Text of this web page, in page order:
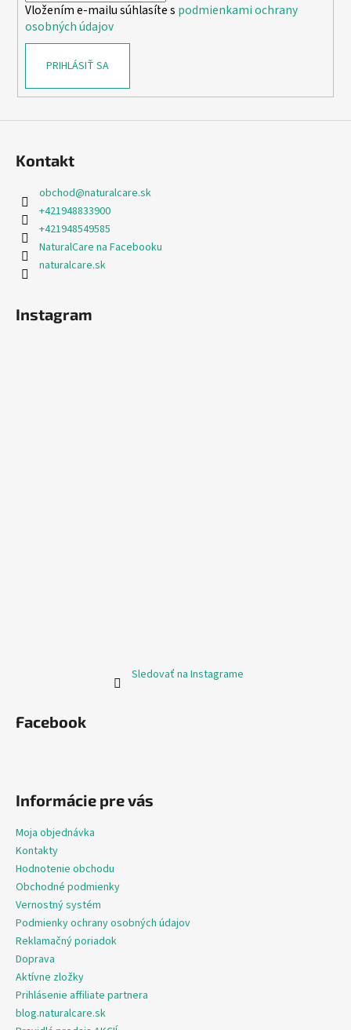
Vložením e-mailu súhlasíte s podmienkami ochrany
osobných údajov
PRIHLÁSIŤ SA
Kontakt
obchod@naturalcare.sk
+421948833900
+421948549585
NaturalCare na Facebooku
naturalcare.sk
Instagram
Sledovať na Instagrame
Facebook
Informácie pre vás
Moja objednávka
Kontakty
Hodnotenie obchodu
Obchodné podmienky
Vernostný systém
Podmienky ochrany osobných údajov
Reklamačný poriadok
Doprava
Aktívne zložky
Prihlásenie affiliate partnera
blog.naturalcare.sk